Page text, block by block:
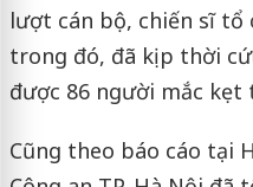
lượt cán bộ, chiến sĩ tổ
trong đó, đã kịp thời
được 86 người mắc kẹt
Cũng theo báo cáo tại